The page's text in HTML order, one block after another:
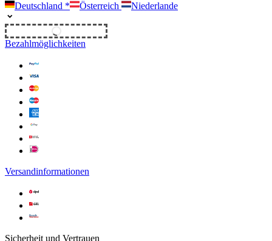
Deutschland * Österreich Niederlande
Bezahlmöglichkeiten
Versandinformationen
Sicherheit und Vertrauen